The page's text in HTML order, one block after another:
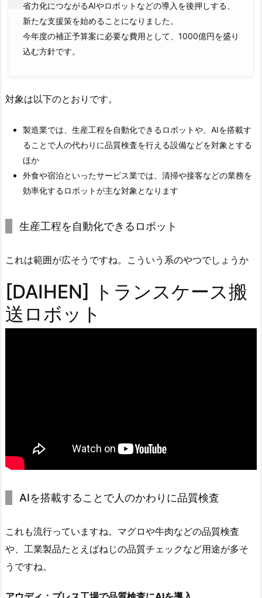
省力化につながるAIやロボットなどの導入を後押しする、
新たな支援策を始めることになりました。
今年度の補正予算案に必要な費用として、1000億円を盛り
込む方針です。
対象は以下のとおりです。
製造業では、 生産工程を自動化できるロボットや、 AIを搭載す
ることで人の代わりに品質検査を行える設備などを対象とする
ほか
外食や宿泊といったサービス業では、 清掃や接客などの業務を
効率化するロボットが主な対象となります
生産工程を自動化できるロボット
これは範囲が広そうですね。こういう系のやつでしょうか
[DAIHEN] トランスケース搬
送ロボット
AIを搭載することで人のかわりに品質検査
これも流行っていますね。マグロや牛肉などの品質検査
や、工業製品たとえばねじの品質チェックなど用途が多そ
うですね。